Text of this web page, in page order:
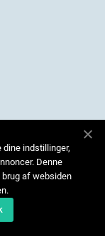
indstillinger,
Denne
af websiden